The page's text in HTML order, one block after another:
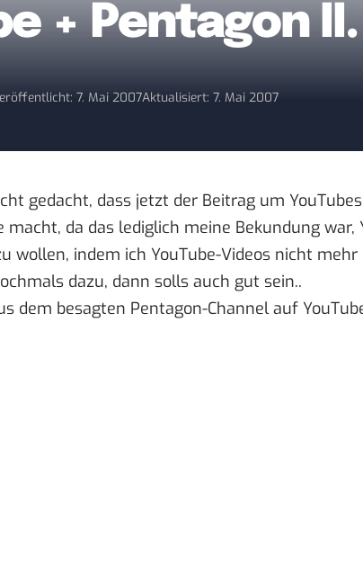
+ Pentagon II.
7. Mai 2007Aktualisiert: 7. Mai 2007
gedacht, dass jetzt der Beitrag um
macht, da das lediglich meine Bekundung
wollen, indem ich YouTube-Videos nicht
dazu, dann solls auch gut sein..
dem besagten Pentagon-Channel auf